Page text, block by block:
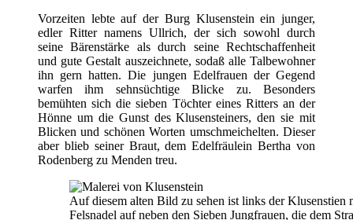
Vorzeiten lebte auf der Burg Klusenstein ein junger,
edler Ritter namens Ullrich, der sich sowohl durch
seine Bärenstärke als durch seine Rechtschaffenheit
und gute Gestalt auszeichnete, sodaß alle Talbewohner
ihn gern hatten. Die jungen Edelfrauen der Gegend
warfen ihm sehnsüchtige Blicke zu. Besonders
bemühten sich die sieben Töchter eines Ritters an der
Hönne um die Gunst des Klusensteiners, den sie mit
Blicken und schönen Worten umschmeichelten. Dieser
aber blieb seiner Braut, dem Edelfräulein Bertha von
Rodenberg zu Menden treu.
Auf diesem alten Bild zu sehen ist links der
Felsnadel auf neben den Sieben Jungfrauen, die dem